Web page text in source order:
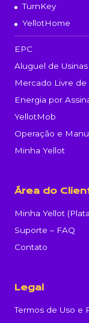
TurnKey
YellotHome
EPC
Aluguel de Usinas
Mercado Livre de
Energia por
YellotMob
Operação e
Minha Yellot
Área do
Minha Yellot
Suporte – FAQ
Contato
Legal
Termos de Uso e